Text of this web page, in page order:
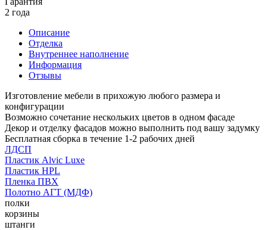
2 года
Описание
Отделка
Внутреннее наполнение
Информация
Отзывы
Изготовление мебели в прихожую любого размера и
конфигурации
Возможно сочетание нескольких цветов в одном фасаде
Декор и отделку фасадов можно выполнить под вашу задумку
Бесплатная сборка в течение 1-2 рабочих дней
ЛДСП
Пластик Alvic Luxe
Пластик HPL
Пленка ПВХ
Полотно АГТ (МДФ)
полки
корзины
штанги